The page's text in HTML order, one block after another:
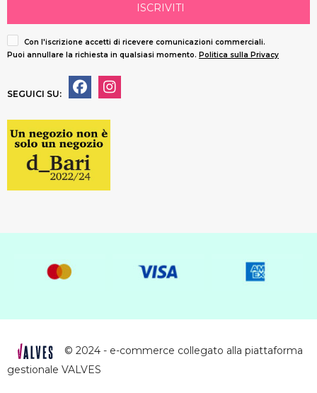
ISCRIVITI
Con l'iscrizione accetti di ricevere comunicazioni commerciali.
Puoi annullare la richiesta in qualsiasi momento. Politica sulla Privacy
SEGUICI SU:
© 2024 - e-commerce collegato alla piattaforma
gestionale VALVES